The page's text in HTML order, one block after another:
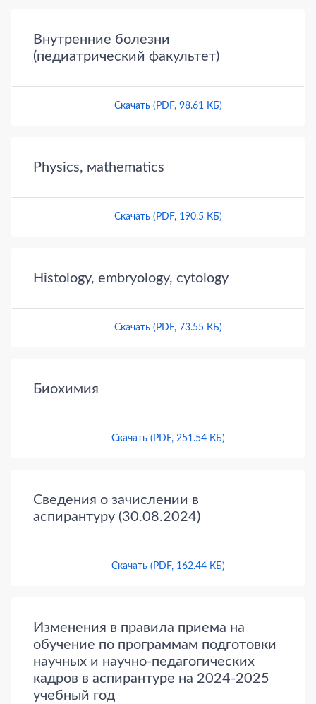
Внутренние болезни
(педиатрический факультет)
Скачать (PDF, 98.61 КБ)
Physics, мathematics
Скачать (PDF, 190.5 КБ)
Histology, embryology, cytology
Скачать (PDF, 73.55 КБ)
Биохимия
Скачать (PDF, 251.54 КБ)
Сведения о зачислении в
аспирантуру (30.08.2024)
Скачать (PDF, 162.44 КБ)
Изменения в правила приема на
обучение по программам подготовки
научных и научно-педагогических
кадров в аспирантуре на 2024-2025
учебный год